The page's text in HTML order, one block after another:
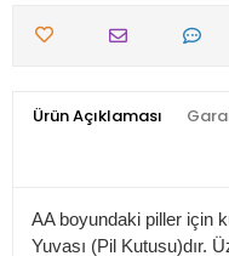
Ürün Açıklaması
AA boyundaki piller için
Yuvası (Pil Kutusu)dır.